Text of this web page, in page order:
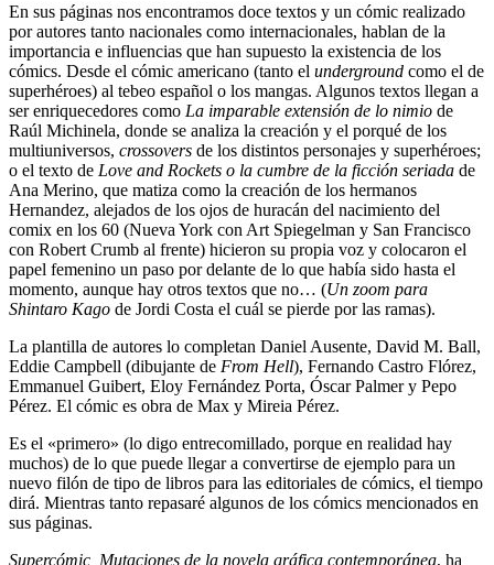
En sus páginas nos encontramos doce textos y un cómic realizado
por autores tanto nacionales como internacionales, hablan de la
importancia e influencias que han supuesto la existencia de los
cómics. Desde el cómic americano (tanto el underground como el de
superhéroes) al tebeo español o los mangas. Algunos textos llegan a
ser enriquecedores como La imparable extensión de lo nimio de
Raúl Michinela, donde se analiza la creación y el porqué de los
multiuniversos, crossovers de los distintos personajes y superhéroes;
o el texto de Love and Rockets o la cumbre de la ficción seriada de
Ana Merino, que matiza como la creación de los hermanos
Hernandez, alejados de los ojos de huracán del nacimiento del
comix en los 60 (Nueva York con Art Spiegelman y San Francisco
con Robert Crumb al frente) hicieron su propia voz y colocaron el
papel femenino un paso por delante de lo que había sido hasta el
momento, aunque hay otros textos que no… (Un zoom para
Shintaro Kago de Jordi Costa el cuál se pierde por las ramas).
La plantilla de autores lo completan Daniel Ausente, David M. Ball,
Eddie Campbell (dibujante de From Hell), Fernando Castro Flórez,
Emmanuel Guibert, Eloy Fernández Porta, Óscar Palmer y Pepo
Pérez. El cómic es obra de Max y Mireia Pérez.
Es el «primero» (lo digo entrecomillado, porque en realidad hay
muchos) de lo que puede llegar a convertirse de ejemplo para un
nuevo filón de tipo de libros para las editoriales de cómics, el tiempo
dirá. Mientras tanto repasaré algunos de los cómics mencionados en
sus páginas.
Supercómic, Mutaciones de la novela gráfica contemporánea, ha